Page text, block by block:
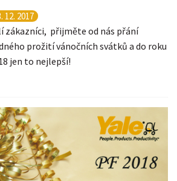
12. 2017
zákazníci, přijměte od nás přání
prožití vánočních svátků a do roku
jen to nejlepší!